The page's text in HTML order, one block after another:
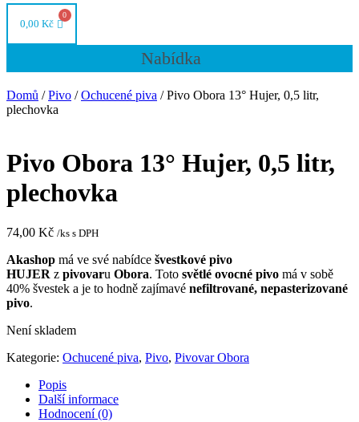
0,00 Kč
Nabídka
Domů /Pivo /Ochucené piva / Pivo Obora 13° Hujer, 0,5 litr,
plechovka
Pivo Obora 13° Hujer, 0,5 litr,
plechovka
74,00 Kč /ks s DPH
Akashop má ve své nabídce švestkové pivo
HUJER z pivovaru Obora. Toto světlé ovocné pivo má v sobě
40% švestek a je to hodně zajímavé nefiltrované, nepasterizované
pivo.
Není skladem
Kategorie: Ochucené piva, Pivo, Pivovar Obora
Popis
Další informace
Hodnocení (0)